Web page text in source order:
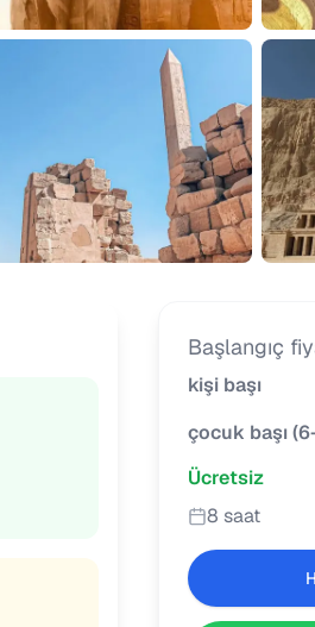
Başlangıç
kişi başı
çocuk başı (
Ücretsiz
8 saat